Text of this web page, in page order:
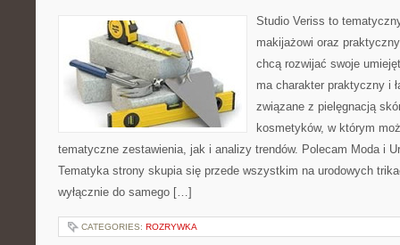
Studio Veriss to
makijażowi oraz
chcą rozwijać swoje
ma charakter praktyczny i
związane z pielęgnacją
kosmetyków, w którym
tematyczne zestawienia, jak i analizy trendów. Polecam Moda i
Tematyka strony skupia się przede wszystkim na urodowych
wyłącznie do samego […]
CATEGORIES: ROZRYWKA